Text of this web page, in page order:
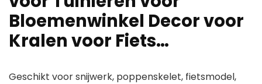
Bloemenwinkel Decor voor
Kralen voor Fiets…
Geschikt voor snijwerk, poppenskelet, fietsmodel,